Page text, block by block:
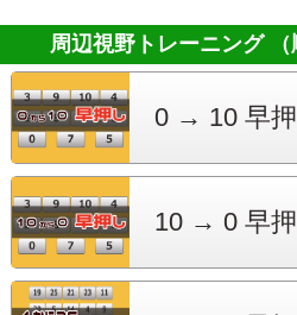
周辺視野トレーニング （
0 → 10 早
10 → 0 早